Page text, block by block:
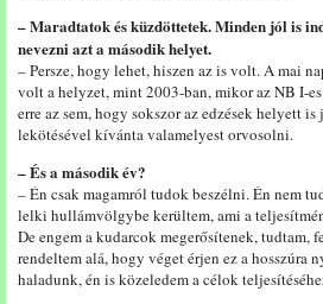
– Maradtatok és küzdöttetek. Minden jól is
nevezni azt a második helyet.
– Persze, hogy lehet, hiszen az is volt. A mai
volt a helyzet, mint 2003-ban, mikor az NB I-
erre az sem, hogy sokszor az edzések helyett
lekötésével kívánta valamelyest orvosolni.
– És a második év?
– Én csak magamról tudok beszélni. Én nem
lelki hullámvölgybe kerültem, ami a
De engem a kudarcok megerősítenek,
rendeltem alá, hogy véget érjen ez a
haladunk, én is közeledem a célok